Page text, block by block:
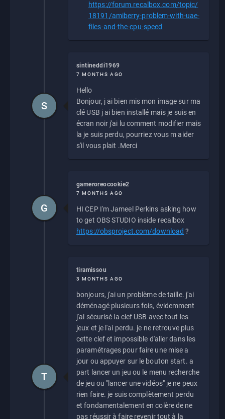
https://forum.recalbox.com/topic/
18191/amiberry-problem-with-uae-
files-and-the-cpu-speed
sintineddi1969
7 MONTHS AGO
Hello
Bonjour, j ai bien mis mon image sur ma
clé USB j ai bien installé mais je suis en
écran noir j'ai lu comment modifier mais
la je suis perdu, pourriez vous m aider
s'il vous plait .Merci
S
gameroreocookie2
7 MONTHS AGO
HI CEP I'm Jameel Perkins asking how
to get OBS STUDIO inside recalbox
https://obsproject.com/download ?
G
tiramissou
3 MONTHS AGO
bonjours, j'ai un problème de taille. j'ai
déménagé plusieurs fois, évidemment
j'ai sécurisé la clef USB avec tout les
jeux et je l'ai perdu. je ne retrouve plus
cette clef et impossible d'aller dans les
paramétrages pour faire une mise a
jour ou appuyer sur le bouton start. a
part lancer un jeu ou le menu recherche
de jeu ou "lancer une vidéos" je ne peux
rien faire. je suis complètement perdu
et fondamentalement en colère de ne
pas réussir à faire revenir tout à la
T